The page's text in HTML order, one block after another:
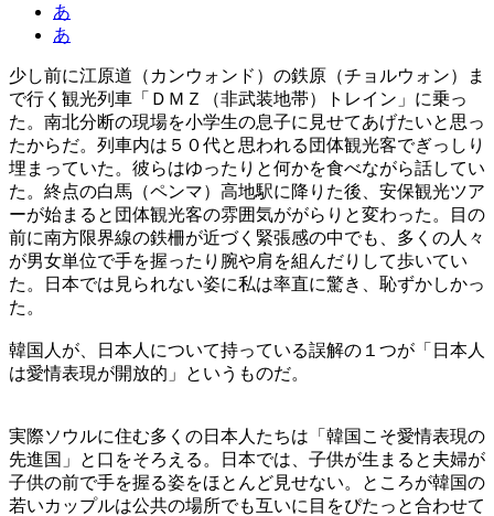
あ
あ
少し前に江原道（カンウォンド）の鉄原（チョルウォン）ま
で行く観光列車「ＤＭＺ（非武装地帯）トレイン」に乗っ
た。南北分断の現場を小学生の息子に見せてあげたいと思っ
たからだ。列車内は５０代と思われる団体観光客でぎっしり
埋まっていた。彼らはゆったりと何かを食べながら話してい
た。終点の白馬（ペンマ）高地駅に降りた後、安保観光ツア
ーが始まると団体観光客の雰囲気ががらりと変わった。目の
前に南方限界線の鉄柵が近づく緊張感の中でも、多くの人々
が男女単位で手を握ったり腕や肩を組んだりして歩いてい
た。日本では見られない姿に私は率直に驚き、恥ずかしかっ
た。
韓国人が、日本人について持っている誤解の１つが「日本人
は愛情表現が開放的」というものだ。
実際ソウルに住む多くの日本人たちは「韓国こそ愛情表現の
先進国」と口をそろえる。日本では、子供が生まると夫婦が
子供の前で手を握る姿をほとんど見せない。ところが韓国の
若いカップルは公共の場所でも互いに目をぴたっと合わせて